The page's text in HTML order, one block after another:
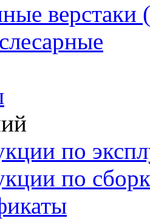
верстаки
по
по